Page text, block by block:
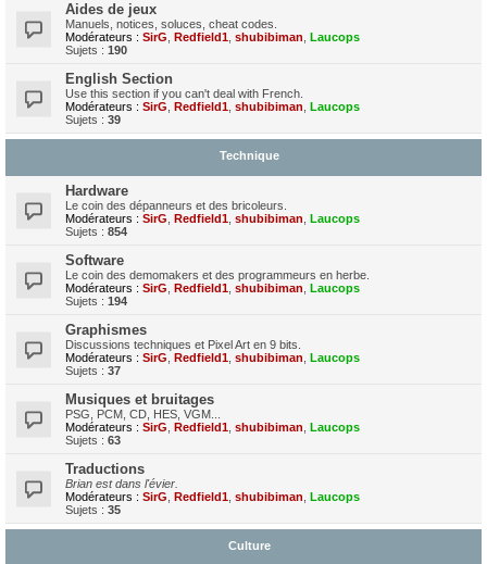
Aides de jeux
Manuels, notices, soluces, cheat codes.
Modérateurs : SirG Redfield1 shubibiman Laucops
Sujets : 190
English Section
Use this section if you can't deal with French.
Modérateurs : SirG Redfield1 shubibiman Laucops
Sujets : 39
Technique
Hardware
Le coin des dépanneurs et des bricoleurs.
Modérateurs : SirG Redfield1 shubibiman Laucops
Sujets : 854
Software
Le coin des demomakers et des programmeurs en herbe.
Modérateurs : SirG Redfield1 shubibiman Laucops
Sujets : 194
Graphismes
Discussions techniques et Pixel Art en 9 bits.
Modérateurs : SirG Redfield1 shubibiman Laucops
Sujets : 37
Musiques et bruitages
PSG, PCM, CD, HES, VGM...
Modérateurs : SirG Redfield1 shubibiman Laucops
Sujets : 63
Traductions
Brian est dans l'évier.
Modérateurs : SirG Redfield1 shubibiman Laucops
Sujets : 35
Culture